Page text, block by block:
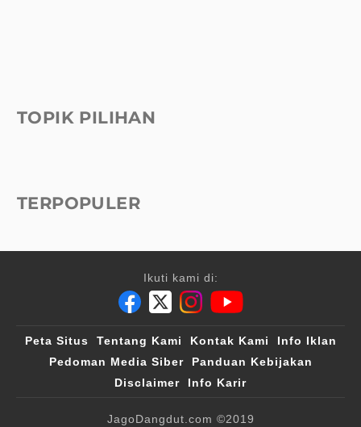
TOPIK PILIHAN
TERPOPULER
Ikuti kami di:
Peta Situs Tentang Kami Kontak Kami
Info Iklan
Pedoman Media Siber
Panduan Kebijakan
Disclaimer
Info Karir
JagoDangdut.com ©2019